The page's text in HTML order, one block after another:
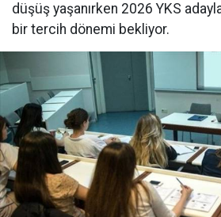
düşüş yaşanırken 2026 YKS
bir tercih dönemi bekliyor.